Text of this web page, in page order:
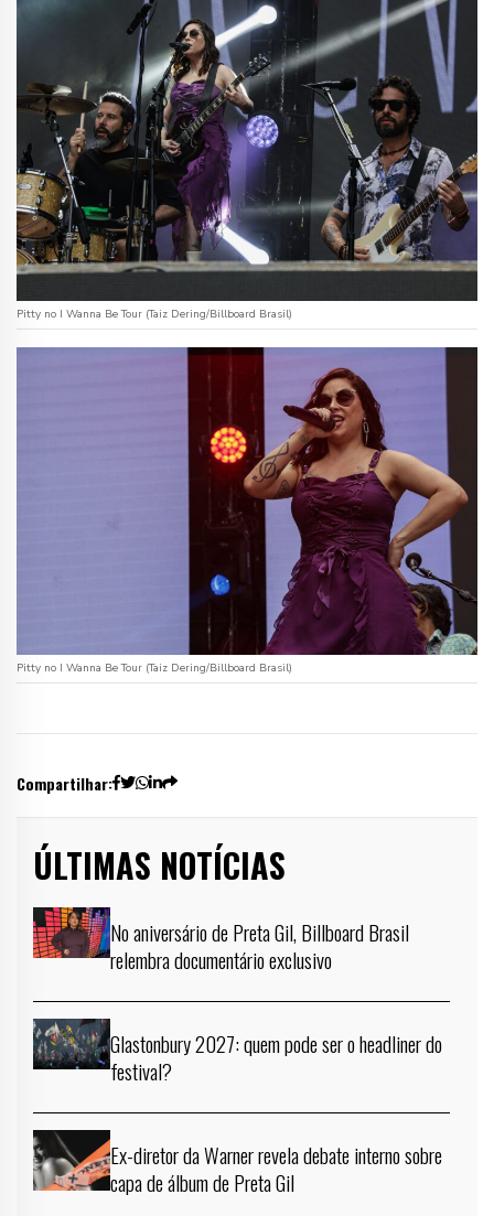
Pitty no I Wanna Be Tour (Taiz Dering/Billboard Brasil)
Pitty no I Wanna Be Tour (Taiz Dering/Billboard Brasil)
Compartilhar:
ÚLTIMAS NOTÍCIAS
No aniversário de Preta Gil, Billboard Brasil
relembra documentário exclusivo
Glastonbury 2027: quem pode ser o headliner do
festival?
Ex-diretor da Warner revela debate interno sobre
capa de álbum de Preta Gil